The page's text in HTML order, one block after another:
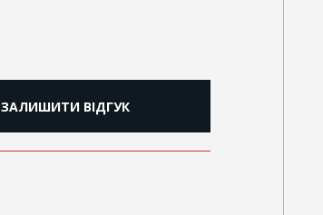
ЗАЛИШИТИ ВІДГУК